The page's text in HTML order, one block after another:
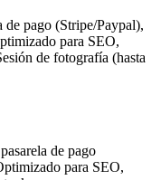
de pago (Stripe/Paypal),
para SEO,
de fotografía (hasta
de pago
para SEO,